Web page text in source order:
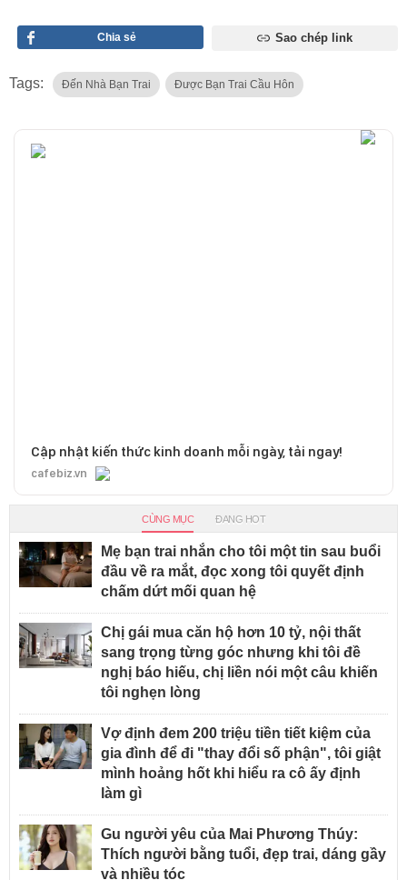
Chia sẻ Sao chép link
Tags: Đến Nhà Bạn Trai Được Bạn Trai Cầu Hôn
Cập nhật kiến thức kinh doanh mỗi ngày, tải ngay!
cafebiz.vn
CÙNG MỤC ĐANG HOT
Mẹ bạn trai nhắn cho tôi một tin sau buổi
đầu về ra mắt, đọc xong tôi quyết định
chấm dứt mối quan hệ
Chị gái mua căn hộ hơn 10 tỷ, nội thất
sang trọng từng góc nhưng khi tôi đề
nghị báo hiếu, chị liền nói một câu khiến
tôi nghẹn lòng
Vợ định đem 200 triệu tiền tiết kiệm của
gia đình để đi "thay đổi số phận", tôi giật
mình hoảng hốt khi hiểu ra cô ấy định
làm gì
Gu người yêu của Mai Phương Thúy:
Thích người bằng tuổi, đẹp trai, dáng gầy
và nhiều tóc